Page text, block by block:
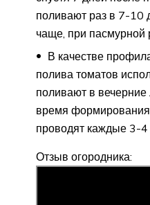
поливают раз в 7-10
чаще, при пасмурной
В качестве
полива томатов
поливают в
время
проводят каждые 3-4
Отзыв огородника: